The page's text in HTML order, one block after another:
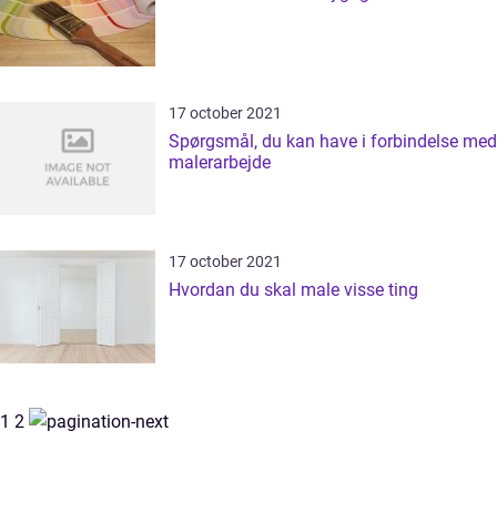
17 october 2021
Spørgsmål, du kan have i forbindelse med
malerarbejde
17 october 2021
Hvordan du skal male visse ting
1 2